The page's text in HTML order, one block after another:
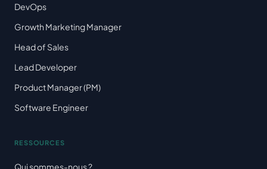
DevOps
Growth Marketing Manager
Head of Sales
Lead Developer
Product Manager (PM)
Software Engineer
RESSOURCES
Qui sommes-nous ?